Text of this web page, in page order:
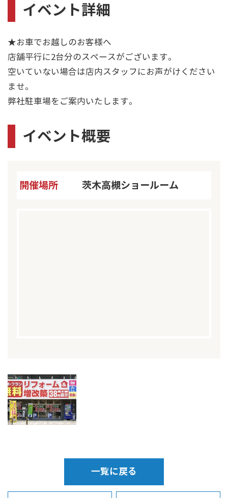
イベント詳細
★お車でお越しのお客様へ
店舗平行に2台分のスペースがございます。
空いていない場合は店内スタッフにお声がけください
ませ。
弊社駐車場をご案内いたします。
イベント概要
開催場所 茨木高槻ショールーム
一覧に戻る